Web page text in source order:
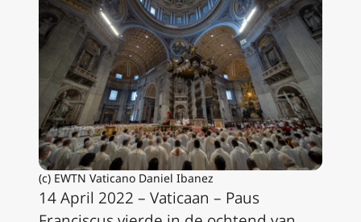
(c) EWTN Vaticano Daniel Ibanez
14 April 2022 – Vaticaan – Paus